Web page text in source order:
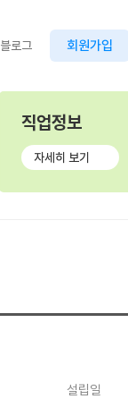
블로그 회원가입
직업정보
자세히 보기
설립일